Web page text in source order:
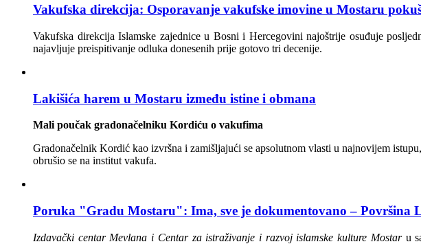
Vakufska direkcija: Osporavanje vakufske imovine u Mostaru
Vakufska direkcija Islamske zajednice u Bosni i Hercegovini najoštrije osuđuje
najavljuje preispitivanje odluka donesenih prije gotovo tri decenije.
Lakišića harem u Mostaru između istine i obmana
Mali poučak gradonačelniku Kordiću o vakufima
Gradonačelnik Kordić kao izvršna i zamišljajući se apsolutnom vlasti u najnovijem
obrušio se na institut vakufa.
Poruka "Gradu Mostaru": Ima, sve je dokumentovano – Površina
Izdavački centar Mevlana i Centar za istraživanje i razvoj islamske kulture Mostaru